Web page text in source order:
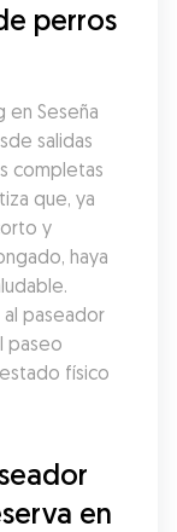
perros
Seseña
salidas
completas
que, ya
y
haya
paseador
paseo
físico
en